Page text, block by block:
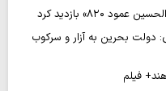
۸۲۰» بازدید کرد
دولت بحرین به آزار و سرکوب
فیلم